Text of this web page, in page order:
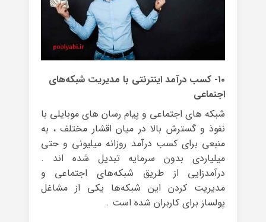
۱۰- کسب درآمد اینترنتی با مدیریت شبکه‌های
اجتماعی
شبکه های اجتماعی و پیام رسان های موبایلی با
نفوذ و گسترش بالا در میان اقشار مختلف ، به
منبعی برای کسب درآمد روزانه میلیونی و حتی
میلیاردی بدون سرمایه تبدیل شده اند .
درآمدزایی از طریق شبکه‌های اجتماعی و
مدیریت کردن این شبکه‌ها یکی از مشاغل
پولساز برای کاربران شده است .